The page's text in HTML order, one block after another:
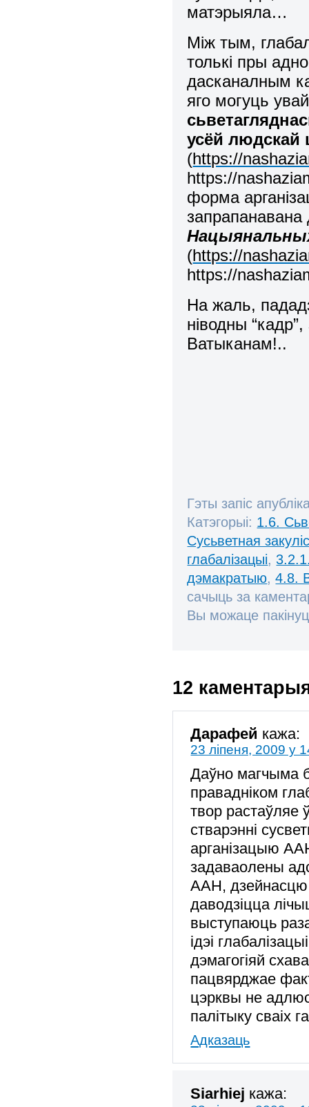
матэрыяла…
Між тым,
толькі пры
дасканалным
яго могуць
усёй людскай
(https://
https://
форма
запрапанавана
(https://
https://
На жаль,
ніводны
Ватыканам!..
Гэты запіс
Катэгорыі: 1.6.
Сусьветная
глабалізацыі,
дэмакратыю,4.8.
сачыць за
Вы можаце
12
Дарафей кажа:
23 ліпеня, 2009 у
Даўно магчыма
правадніком
твор растаўляе
стварэнні
арганізацыю
задаваолены
ААН, дзейнасцю
даводзіцца
выступаюць
ідэі
дэмагогіяй
пацвярджае
цэрквы не
палітыку сваіх
Адказаць
Siarhiej кажа: